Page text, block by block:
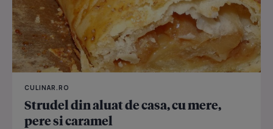
CULINAR.RO
Strudel din aluat de casa, cu mere,
pere si caramel